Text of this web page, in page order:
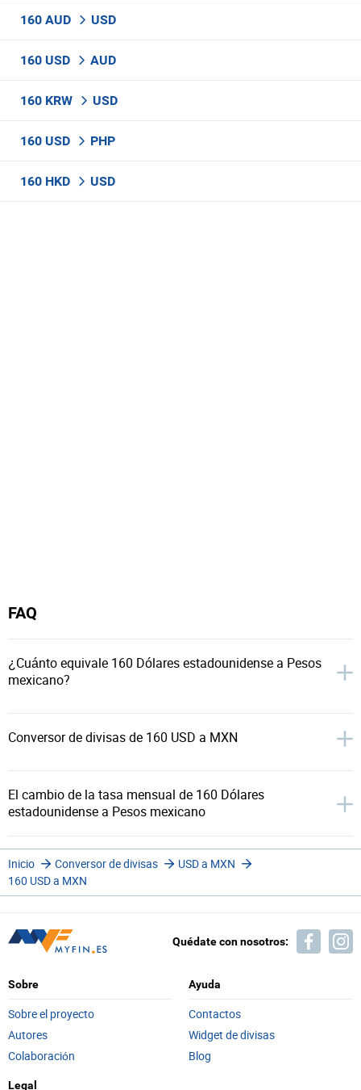
160 AUD USD
160 USD AUD
160 KRW USD
160 USD PHP
160 HKD USD
FAQ
¿Cuánto equivale 160 Dólares estadounidense a Pesos
mexicano?
Conversor de divisas de 160 USD a MXN
El cambio de la tasa mensual de 160 Dólares
estadounidense a Pesos mexicano
Inicio Conversor de divisas
USD a MXN
160 USD a MXN
Quédate con nosotros:
Sobre
Sobre el proyecto
Autores
Colaboración
Ayuda
Contactos
Widget de divisas
Blog
Legal